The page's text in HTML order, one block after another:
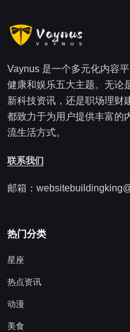
Vaynus 是一个多元化内容
健康和娱乐五大主题。无论
新科技资讯，还是职场理财
都致力于为用户提供丰富的
流生活方式。
联系我们
邮箱：
热门分类
星座
热点资讯
动漫
美食